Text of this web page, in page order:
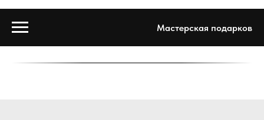
Мастерская подарков